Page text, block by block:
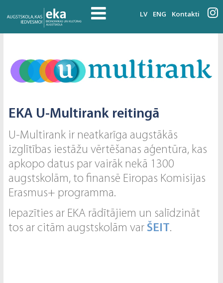
LV ENG Kontakti
EKA U-Multirank reitingā
U-Multirank ir neatkarīga augstākās
izglītības iestāžu vērtēšanas aģentūra, kas
apkopo datus par vairāk nekā 1300
augstskolām, to finansē Eiropas Komisijas
Erasmus+ programma.
Iepazīties ar EKA rādītājiem un salīdzināt
tos ar citām augstskolām var ŠEIT.